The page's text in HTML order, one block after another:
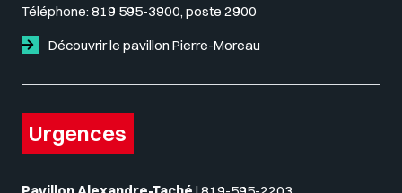
Téléphone: 819 595-3900, poste 2900
Découvrir le pavillon Pierre-Moreau
Urgences